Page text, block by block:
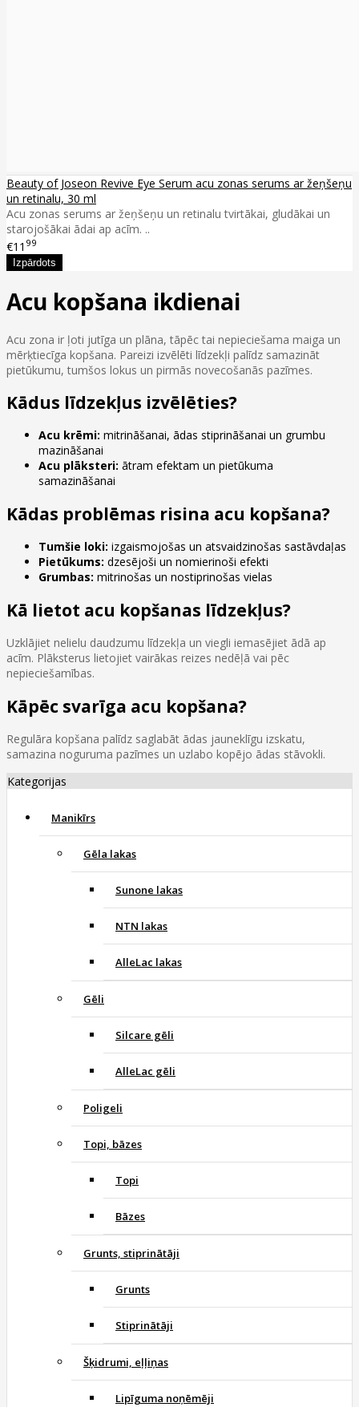
Beauty of Joseon Revive Eye Serum acu zonas serums ar žeņšeņu
un retinalu, 30 ml
Acu zonas serums ar žeņšeņu un retinalu tvirtākai, gludākai un
starojošākai ādai ap acīm. ..
€11 99
Acu kopšana ikdienai
Acu zona ir ļoti jutīga un plāna, tāpēc tai nepieciešama maiga un
mērķtiecīga kopšana. Pareizi izvēlēti līdzekļi palīdz samazināt
pietūkumu, tumšos lokus un pirmās novecošanās pazīmes.
Kādus līdzekļus izvēlēties?
Acu krēmi: mitrināšanai, ādas stiprināšanai un grumbu
mazināšanai
Acu plāksteri: ātram efektam un pietūkuma
samazināšanai
Kādas problēmas risina acu kopšana?
Tumšie loki: izgaismojošas un atsvaidzinošas sastāvdaļas
Pietūkums: dzesējoši un nomierinoši efekti
Grumbas: mitrinošas un nostiprinošas vielas
Kā lietot acu kopšanas līdzekļus?
Uzklājiet nelielu daudzumu līdzekļa un viegli iemasējiet ādā ap
acīm. Plāksterus lietojiet vairākas reizes nedēļā vai pēc
nepieciešamības.
Kāpēc svarīga acu kopšana?
Regulāra kopšana palīdz saglabāt ādas jauneklīgu izskatu,
samazina noguruma pazīmes un uzlabo kopējo ādas stāvokli.
Kategorijas
Manikīrs
Gēla lakas
Sunone lakas
NTN lakas
AlleLac lakas
Gēli
Silcare gēli
AlleLac gēli
Poligeli
Topi, bāzes
Topi
Bāzes
Grunts, stiprinātāji
Grunts
Stiprinātāji
Šķidrumi, eļļiņas
Lipīguma noņēmēji